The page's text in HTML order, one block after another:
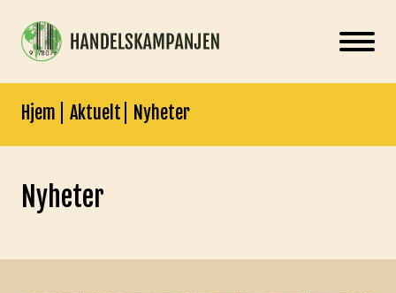
Hjem Aktuelt Nyheter
Nyheter